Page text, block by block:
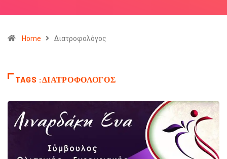
Home Διατροφολόγος
TAGS :ΔΙΑΤΡΟΦΟΛΌΓΟΣ